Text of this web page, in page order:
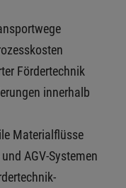
Fördertechnik
innerhalb
Materialflüsse
AGV-Systemen